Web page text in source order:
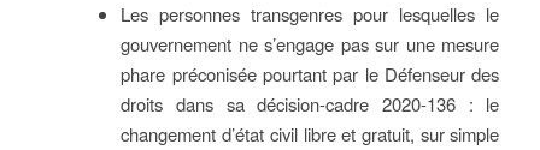
Les personnes transgenres pour lesquelles le
gouvernement ne s’engage pas sur une mesure
phare préconisée pourtant par le Défenseur des
droits dans sa décision-cadre 2020-136 : le
changement d’état civil libre et gratuit, sur simple